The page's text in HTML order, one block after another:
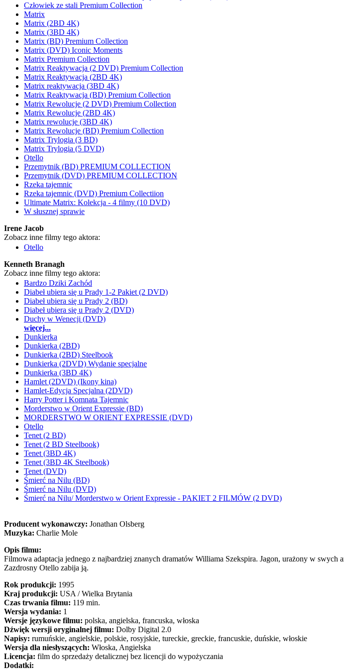
Człowiek ze stali Premium Collection
Matrix
Matrix (2BD 4K)
Matrix (3BD 4K)
Matrix (BD) Premium Collection
Matrix (DVD) Iconic Moments
Matrix Premium Collection
Matrix Reaktywacja (2 DVD) Premium Collection
Matrix Reaktywacja (2BD 4K)
Matrix reaktywacja (3BD 4K)
Matrix Reaktywacja (BD) Premium Collection
Matrix Rewolucje (2 DVD) Premium Collection
Matrix Rewolucje (2BD 4K)
Matrix rewolucje (3BD 4K)
Matrix Rewolucje (BD) Premium Collection
Matrix Trylogia (3 BD)
Matrix Trylogia (5 DVD)
Otello
Przemytnik (BD) PREMIUM COLLECTION
Przemytnik (DVD) PREMIUM COLLECTION
Rzeka tajemnic
Rzeka tajemnic (DVD) Premium Collectiion
Ultimate Matrix: Kolekcja - 4 filmy (10 DVD)
W słusznej sprawie
Irene Jacob
Zobacz inne filmy tego aktora:
Otello
Kenneth Branagh
Zobacz inne filmy tego aktora:
Bardzo Dziki Zachód
Diabeł ubiera się u Prady 1-2 Pakiet (2 DVD)
Diabeł ubiera się u Prady 2 (BD)
Diabeł ubiera się u Prady 2 (DVD)
Duchy w Wenecji (DVD)
więcej...
Dunkierka
Dunkierka (2BD)
Dunkierka (2BD) Steelbook
Dunkierka (2DVD) Wydanie specjalne
Dunkierka (3BD 4K)
Hamlet (2DVD) (Ikony kina)
Hamlet-Edycja Specjalna (2DVD)
Harry Potter i Komnata Tajemnic
Morderstwo w Orient Expressie (BD)
MORDERSTWO W ORIENT EXPRESSIE (DVD)
Otello
Tenet (2 BD)
Tenet (2 BD Steelbook)
Tenet (3BD 4K)
Tenet (3BD 4K Steelbook)
Tenet (DVD)
Śmierć na Nilu (BD)
Śmierć na Nilu (DVD)
Śmierć na Nilu/ Morderstwo w Orient Expressie - PAKIET 2 FILMÓW (2 DVD)
Producent wykonawczy: Jonathan Olsberg
Muzyka: Charlie Mole
Opis filmu:
Filmowa adaptacja jednego z najbardziej znanych dramatów Williama Szekspira. Jagon, urażony w
Zazdrosny Otello zabija ją.
Rok produkcji: 1995
Kraj produkcji: USA / Wielka Brytania
Czas trwania filmu: 119 min.
Wersja wydania: 1
Wersje językowe filmu: polska, angielska, francuska, włoska
Dźwięk wersji oryginalnej filmu: Dolby Digital 2.0
Napisy: rumuńskie, angielskie, polskie, rosyjskie, tureckie, greckie, francuskie, duńskie, włoskie
Wersja dla niesłyszących: Włoska, Angielska
Licencja: film do sprzedaży detalicznej bez licencji do wypożyczania
Dodatki: